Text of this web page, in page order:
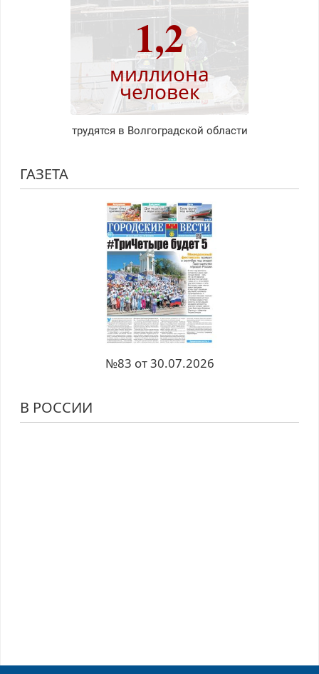
1,2
миллиона
человек
трудятся в Волгоградской области
ГАЗЕТА
№83 от 30.07.2026
В РОССИИ